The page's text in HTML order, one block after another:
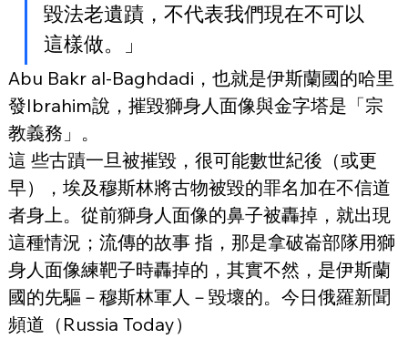
毀法老遺蹟，不代表我們現在不可以
這樣做。」
Abu Bakr al-Baghdadi，也就是伊斯蘭國的哈里
發Ibrahim說，摧毀獅身人面像與金字塔是「宗
教義務」。
這 些古蹟一旦被摧毀，很可能數世紀後（或更
早），埃及穆斯林將古物被毀的罪名加在不信道
者身上。從前獅身人面像的鼻子被轟掉，就出現
這種情況；流傳的故事 指，那是拿破崙部隊用獅
身人面像練靶子時轟掉的，其實不然，是伊斯蘭
國的先驅－穆斯林軍人－毀壞的。今日俄羅新聞
頻道（Russia Today）